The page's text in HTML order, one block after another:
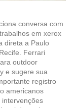
conversa com
em xerox
direta a Paulo
Ferrari
outdoor
e sugere sua
registro
americanos